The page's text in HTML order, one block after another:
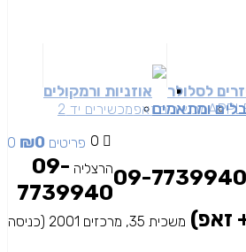
לסלולר אוזניות ורמקולים
מכשירים זאפמכשירים יד 2 ומתאמים
0 0 פריטים ₪0
הרצליה 09-
7739940
משכית 35, מרכזים 2001 (כניסה